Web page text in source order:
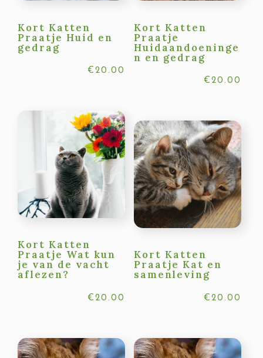
Kort Katten
Praatje Huid en
gedrag
€ 20.00
Kort Katten
Praatje
Huidaandoeninge
n en gedrag
€ 20.00
Kort Katten
Praatje Wat kun
je van de vacht
aflezen?
€ 20.00
Kort Katten
Praatje Kat en
samenleving
€ 20.00